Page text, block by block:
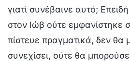
γιατί συνέβαινε αυτό;
στον Ιώβ ούτε εμφανίστηκε
πίστευε πραγματικά, δεν θα
συνεχίσει, ούτε θα μπορούσε